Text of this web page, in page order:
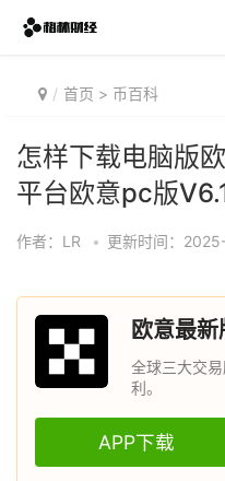
首页 > 币百科
怎样下载电脑版
平台欧意pc版
作者：LR • 更新时间：
欧意最新
全球三大交
利。
APP下载